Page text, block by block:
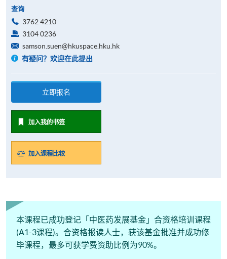
查询
3762 4210
3104 0236
samson.suen@hkuspace.hku.hk
有疑问？欢迎在此提出
立即报名
加入我的书签
加入课程比较
本课程已成功登记「中医药发展基金」合资格培训课程
(A1-3课程)。合资格报读人士，获该基金批准并成功修
毕课程，最多可获学费资助比例为90%。